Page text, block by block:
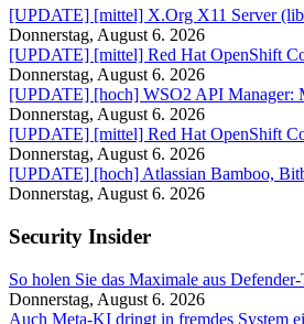
[UPDATE] [mittel] X.Org X11 Server
Donnerstag, August 6. 2026
[UPDATE] [mittel] Red Hat OpenShift
Donnerstag, August 6. 2026
[UPDATE] [hoch] WSO2 API Manager:
Donnerstag, August 6. 2026
[UPDATE] [mittel] Red Hat OpenShift
Donnerstag, August 6. 2026
[UPDATE] [hoch] Atlassian Bamboo,
Donnerstag, August 6. 2026
Security Insider
So holen Sie das Maximale aus
Donnerstag, August 6. 2026
Auch Meta-KI dringt in fremdes System